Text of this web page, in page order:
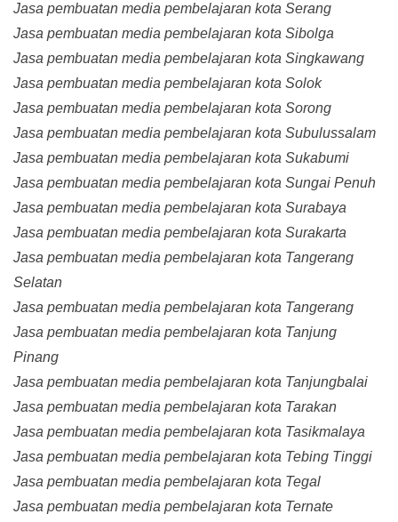
Jasa pembuatan media pembelajaran kota Serang
Jasa pembuatan media pembelajaran kota Sibolga
Jasa pembuatan media pembelajaran kota Singkawang
Jasa pembuatan media pembelajaran kota Solok
Jasa pembuatan media pembelajaran kota Sorong
Jasa pembuatan media pembelajaran kota Subulussalam
Jasa pembuatan media pembelajaran kota Sukabumi
Jasa pembuatan media pembelajaran kota Sungai Penuh
Jasa pembuatan media pembelajaran kota Surabaya
Jasa pembuatan media pembelajaran kota Surakarta
Jasa pembuatan media pembelajaran kota Tangerang
Selatan
Jasa pembuatan media pembelajaran kota Tangerang
Jasa pembuatan media pembelajaran kota Tanjung
Pinang
Jasa pembuatan media pembelajaran kota Tanjungbalai
Jasa pembuatan media pembelajaran kota Tarakan
Jasa pembuatan media pembelajaran kota Tasikmalaya
Jasa pembuatan media pembelajaran kota Tebing Tinggi
Jasa pembuatan media pembelajaran kota Tegal
Jasa pembuatan media pembelajaran kota Ternate